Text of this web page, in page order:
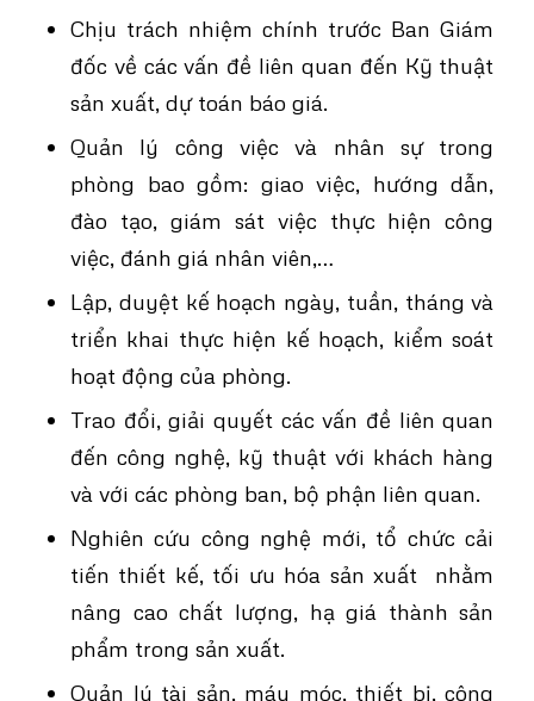
Chịu trách nhiệm chính trước Ban Giám
đốc về các vấn đề liên quan đến Kỹ thuật
sản xuất, dự toán báo giá.
Quản lý công việc và nhân sự trong
phòng bao gồm: giao việc, hướng dẫn,
đào tạo, giám sát việc thực hiện công
việc, đánh giá nhân viên,…
Lập, duyệt kế hoạch ngày, tuần, tháng và
triển khai thực hiện kế hoạch, kiểm soát
hoạt động của phòng.
Trao đổi, giải quyết các vấn đề liên quan
đến công nghệ, kỹ thuật với khách hàng
và với các phòng ban, bộ phận liên quan.
Nghiên cứu công nghệ mới, tổ chức cải
tiến thiết kế, tối ưu hóa sản xuất nhằm
nâng cao chất lượng, hạ giá thành sản
phẩm trong sản xuất.
Quản lý tài sản, máy móc, thiết bị, công